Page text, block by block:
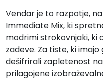
Vendar je to razpotje,
Immediate Mix, ki
modrimi strokovnjaki, ki
zadeve. Za tiste, ki
dešifrirali zapletenost
prilagojene